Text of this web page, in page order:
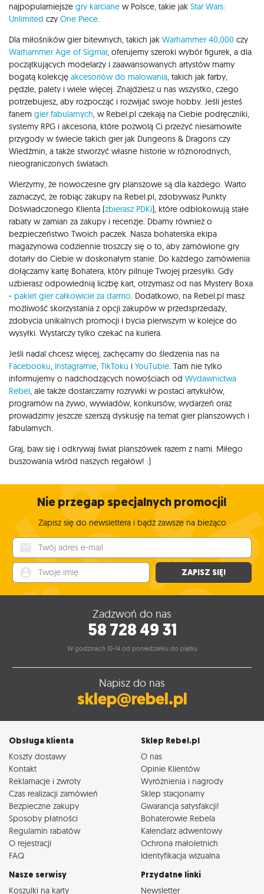
najpopularniejsze gry karciane w Polsce, takie jak Star Wars:
Unlimited czy One Piece
Dla miłośników gier bitewnych, takich jak Warhammer 40,000 czy
Warhammer Age of Sigmar, oferujemy szeroki wybór figurek, a dla
początkujących modelarzy i zaawansowanych artystów mamy
bogatą kolekcję akcesoriów do malowania , takich jak farby,
pędzle, palety i wiele więcej. Znajdziesz u nas wszystko, czego
potrzebujesz, aby rozpocząć i rozwijać swoje hobby. Jeśli jesteś
fanem gier fabularnych , w Rebel.pl czekają na Ciebie podręczniki,
systemy RPG i akcesoria, które pozwolą Ci przeżyć niesamowite
przygody w świecie takich gier jak Dungeons & Dragons czy
Wiedźmin, a także stworzyć własne historie w różnorodnych,
nieograniczonych światach.
Wierzymy, że nowoczesne gry planszowe są dla każdego. Warto
zaznaczyć, że robiąc zakupy na Rebel.pl, zdobywasz Punkty
Doświadczonego Klienta (zbierasz PDKi), które odblokowują stałe
rabaty w zamian za zakupy i recenzje. Dbamy również o
bezpieczeństwo Twoich paczek. Nasza bohaterska ekipa
magazynowa codziennie troszczy się o to, aby zamówione gry
dotarły do Ciebie w doskonałym stanie. Do każdego zamówienia
dołączamy kartę Bohatera, który pilnuje Twojej przesyłki. Gdy
uzbierasz odpowiednią liczbę kart, otrzymasz od nas Mystery Boxa
- pakiet gier całkowicie za darmo . Dodatkowo, na Rebel.pl masz
możliwość skorzystania z opcji zakupów w przedsprzedaży,
zdobycia unikalnych promocji i bycia pierwszym w kolejce do
wysyłki. Wystarczy tylko czekać na kuriera.
Jeśli nadal chcesz więcej, zachęcamy do śledzenia nas na
Facebooku Instagramie TikToku i YouTubie . Tam nie tylko
informujemy o nadchodzących nowościach od Wydawnictwa
Rebel , ale także dostarczamy rozrywki w postaci artykułów,
programów na żywo, wywiadów, konkursów, wydarzeń oraz
prowadzimy jeszcze szerszą dyskusję na temat gier planszowych i
fabularnych.
Graj, baw się i odkrywaj świat planszówek razem z nami. Miłego
buszowania wśród naszych regałów! :)
Nie przegap specjalnych promocji!
Zapisz się do newslettera i bądź zawsze na bieżąco
ZAPISZ SIĘ!
Zadzwoń do nas
58 728 49 31
W godzinach 10-14 od poniedziałku do piątku
Napisz do nas
sklep@rebel.pl
Obsługa klienta
Koszty dostawy
Kontakt
Reklamacje i zwroty
Czas realizacji zamówień
Bezpieczne zakupy
Sposoby płatności
Regulamin rabatów
O rejestracji
FAQ
Sklep Rebel.pl
O nas
Opinie Klientów
Wyróżnienia i nagrody
Sklep stacjonarny
Gwarancja satysfakcji!
Bohaterowie Rebela
Kalendarz adwentowy
Ochrona małoletnich
Identyfikacja wizualna
Nasze serwisy
Koszulki na karty
Przydatne linki
Newsletter